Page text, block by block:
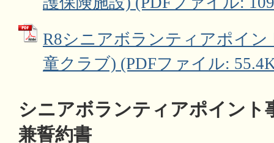
R8シニアボランティアポイン
童クラブ) (PDFファイル:
シニアボランティアポイント
兼誓約書